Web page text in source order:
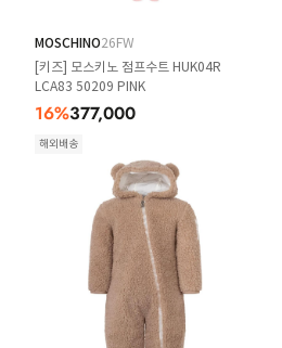
MOSCHINO26FW
[키즈] 모스키노 점프수트 HUK04R
LCA83 50209 PINK
16%377,000
해외배송